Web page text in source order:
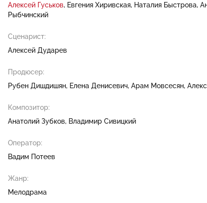
Алексей Гуськов
Евгения Хиривская Наталия Быстрова
Рыбчинский
Сценарист:
Алексей Дударев
Продюсер:
Рубен Дишдишян Елена Денисевич Арам Мовсесян
Композитор:
Анатолий Зубков
Владимир Сивицкий
Оператор:
Вадим Потеев
Жанр:
Мелодрама